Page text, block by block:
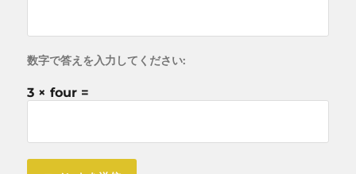
数字で答えを入力してください:
3 × four =